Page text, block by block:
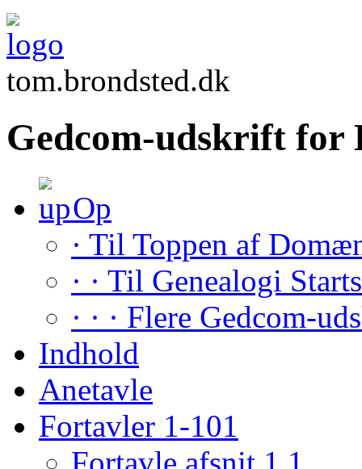
tom.brondsted.dk
Gedcom-udskrift for
Op
· Til Toppen af
· · Til Genealogi
· · · Flere Gedcom-
Indhold
Anetavle
Fortavler 1-101
Fortavle afsnit 1.1